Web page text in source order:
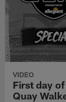
VIDEO
First day
Quay